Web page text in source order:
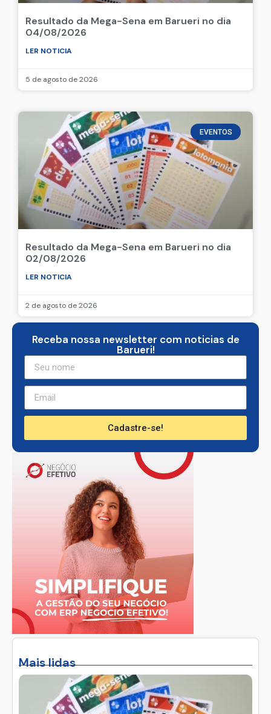
Resultado da Mega-Sena em Barueri no dia
04/08/2026
LER NOTICIA
5 de agosto de 2026
EVENTOS
Resultado da Mega-Sena em Barueri no dia
02/08/2026
LER NOTICIA
2 de agosto de 2026
Mais lidas
Receba nossa newsletter com noticias de
Barueri!
Cadastre-se!